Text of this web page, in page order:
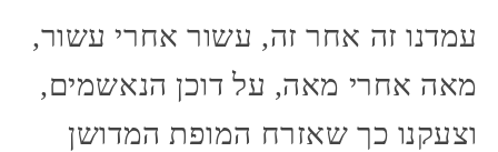
עמדנו זה אחר זה, עשור אחרי עשור,
מאה אחרי מאה, על דוכן הנאשמים,
וצעקנו כך שאזרח המופת המדושן